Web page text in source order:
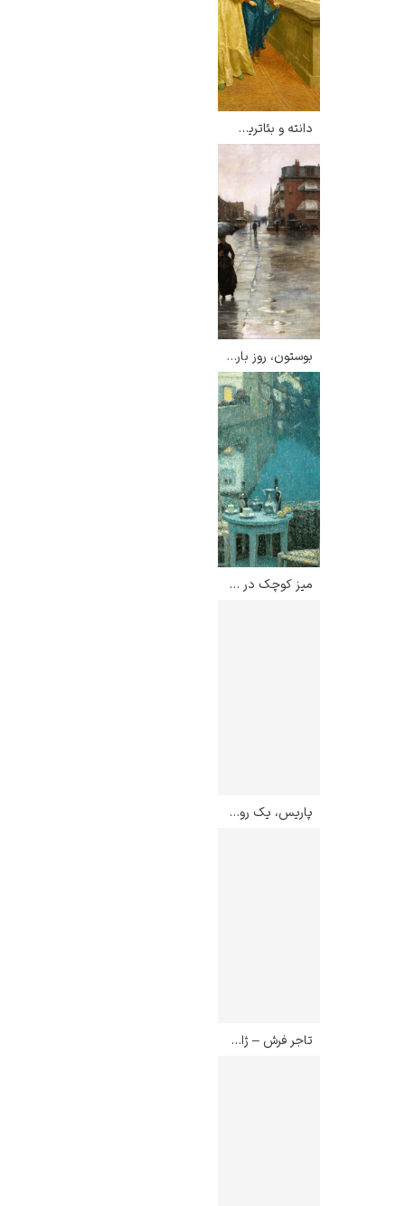
دانته و بئاتریس – هنری هالیدی
بوستون، روز بارانی – چایلد هسام
میز کوچک در گرگ و میش شب – هنری لوسیدنر
پاریس، یک روز بارانی – گوستاو کایبوت
تاجر فرش – ژان لئون ژروم